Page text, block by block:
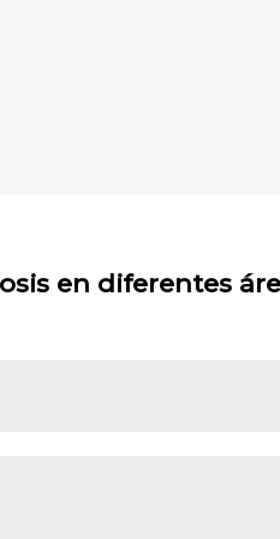
en diferentes